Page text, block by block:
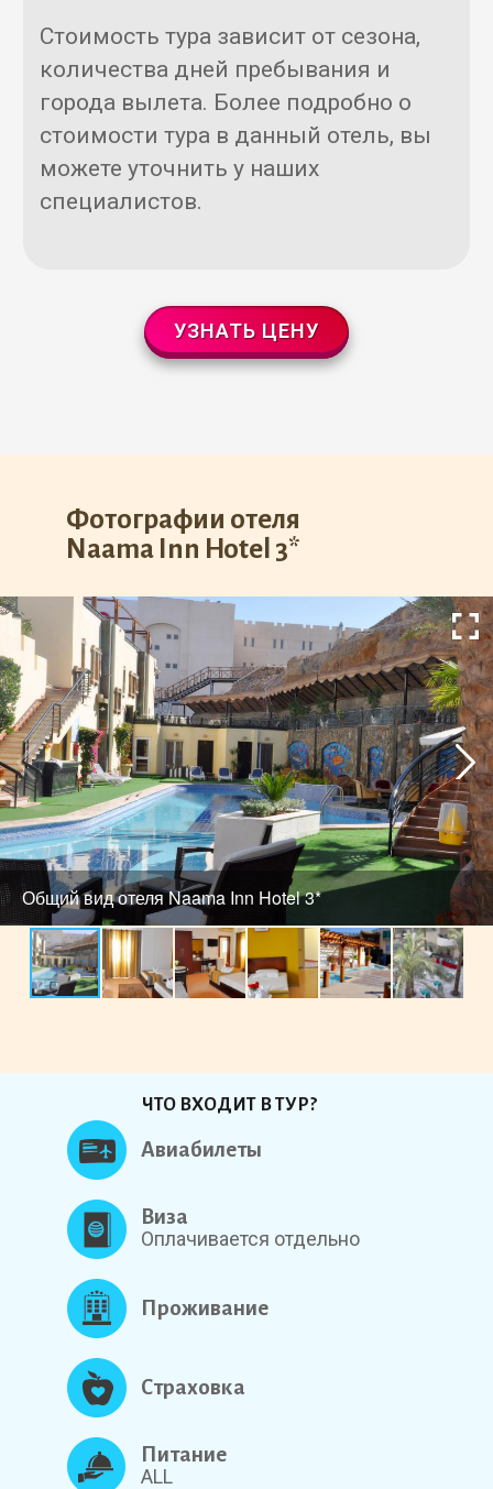
Стоимость тура зависит от сезона,
количества дней пребывания и
города вылета. Более подробно о
стоимости тура в данный отель, вы
можете уточнить у наших
специалистов.
УЗНАТЬ ЦЕНУ
Фотографии отеля
Naama Inn Hotel 3*
Общий вид отеля Naama Inn Hotel 3*
ЧТО ВХОДИТ В ТУР?
Авиабилеты
Виза
Оплачивается отдельно
Проживание
Страховка
Питание
ALL